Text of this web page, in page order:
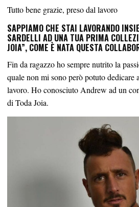
Tutto bene grazie, preso dal lavoro
SAPPIAMO CHE STAI LAVORANDO
SARDELLI AD UNA TUA PRIMA
JOIA”, COME È NATA QUESTA
Fin da ragazzo ho sempre nutrito la
quale non mi sono però potuto dedicare
lavoro. Ho conosciuto Andrew ad un
di Toda Joia.